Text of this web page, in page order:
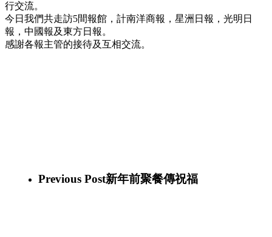
行交流。
今日我們共走訪5間報館，計南洋商報，星洲日報，光明日
報，中國報及東方日報。
感謝各報主管的接待及互相交流。
Previous Post新年前聚餐傳祝福